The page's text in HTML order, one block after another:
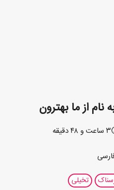
نام از ما بهترون
تخیلی